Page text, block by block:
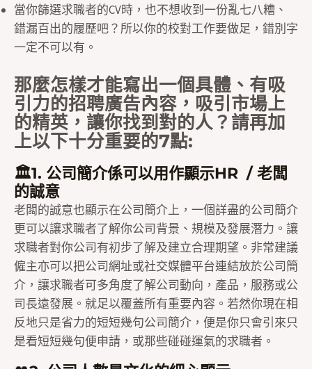
當你篩選求職者的CV時，也不想收到一份亂七八糟、
錯漏百出的履歷吧？所以你的校對工作要做足，錯別字
一定不可以有。
那麼怎樣才能寫出一個具體、有吸
引力的招聘廣告內容，吸引市場上
的精英，讓你找到對的人？請再加
上以下十分重要的7點:
🏛️1. 公司簡介係可以用作顯示HR / 老闆
的誠意
老闆的誠意也顯示在公司簡介上，一個詳盡的公司簡介
更可以讓求職者了解你公司背景、規模及發展潛力。讓
求職者對你公司有初步了解及建立合理期望。非常建議
僱主亦可以把公司網址或社交媒體平台連結放於公司簡
介，讓求職者可多角度了解公司動向，產品，服務或公
司長遠發展。就足以覆蓋所有重要內容。若然你現在相
反地只是省力的短短幾句公司簡介，便是你只會引來只
是看短短幾句便申請，或那些碰碰運氣的求職者。